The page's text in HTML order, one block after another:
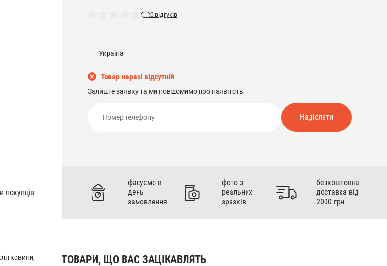
0 відгуків
Україна
Товар наразі відсутній
Залиште заявку та ми повідомимо про наявність
Надіслати
покупців
фасуємо в
день
замовлення
фото з
реальних
зразків
безкоштовна
доставка від
2000 грн
ТОВАРИ, ЩО ВАС ЗАЦІКАВЛЯТЬ